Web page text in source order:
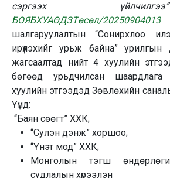
сэргээх
БОЯБХУАӨДЗТөсөл/20250904013
шалгаруулалтын “Сонирхлоо
ирүүлэхийг урьж байна” урилгын
жагсаалтад нийт 4 хуулийн этгээд
бөгөөд урьдчилсан шаардлага
хуулийн этгээдэд Зөвлөхийн
Үүнд:
“Баян сөөгт” ХХК;
“Сулэн дэнж” хоршоо;
“Үнэт мод” ХХК;
Монголын тэгш
судлалын хүрээлэн